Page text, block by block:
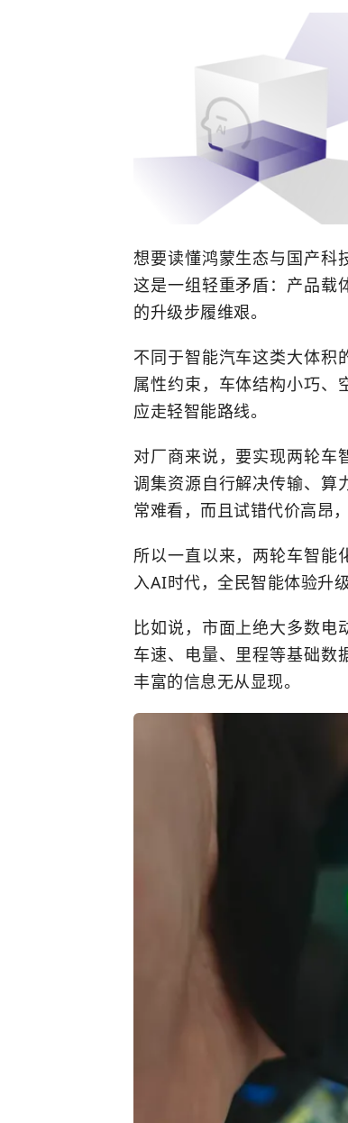
想要读懂鸿蒙生态与国产科
这是一组轻重矛盾：产品载
的升级步履维艰。
不同于智能汽车这类大体积
属性约束，车体结构小巧、
应走轻智能路线。
对厂商来说，要实现两轮车
调集资源自行解决传输、算
常难看，而且试错代价高昂
所以一直以来，两轮车智能
入AI时代，全民智能体验升
比如说，市面上绝大多数电
车速、电量、里程等基础数
丰富的信息无从显现。